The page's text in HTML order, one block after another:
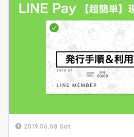
2019.06.08 Sat